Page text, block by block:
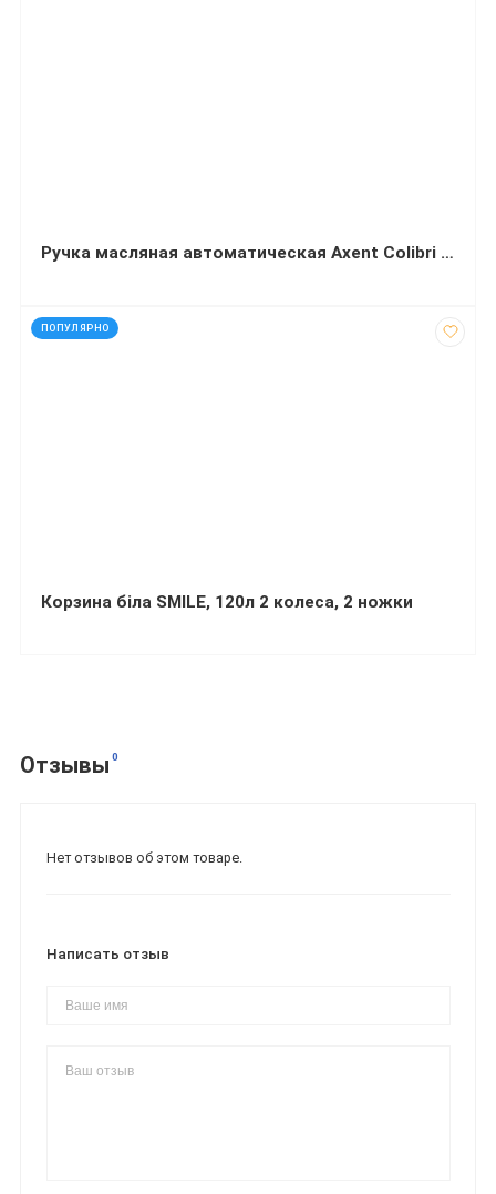
Ручка масляная автоматическая Axent Сolibri синяя 0,7 мм
ПОПУЛЯРНО
код: 3527
Корзина біла SMILE, 120л 2 колеса, 2 ножки
Отзывы 0
Нет отзывов об этом товаре.
Написать отзыв